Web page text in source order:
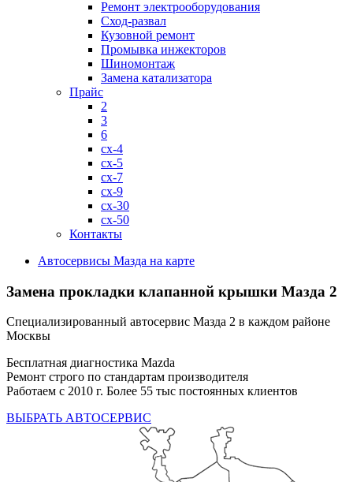
Ремонт электрооборудования
Сход-развал
Кузовной ремонт
Промывка инжекторов
Шиномонтаж
Замена катализатора
Прайс
2
3
6
cx-4
cx-5
cx-7
cx-9
cx-30
cx-50
Контакты
Автосервисы Мазда на карте
Замена прокладки клапанной крышки Мазда 2
Специализированный автосервис Мазда 2 в каждом районе
Москвы
Бесплатная диагностика Mazda
Ремонт строго по стандартам производителя
Работаем с 2010 г. Более 55 тыс постоянных клиентов
ВЫБРАТЬ АВТОСЕРВИС